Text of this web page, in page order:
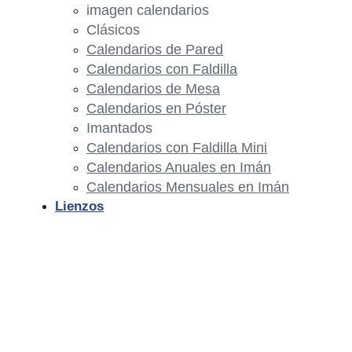
imagen calendarios
Clásicos
Calendarios de Pared
Calendarios con Faldilla
Calendarios de Mesa
Calendarios en Póster
Imantados
Calendarios con Faldilla Mini
Calendarios Anuales en Imán
Calendarios Mensuales en Imán
Lienzos